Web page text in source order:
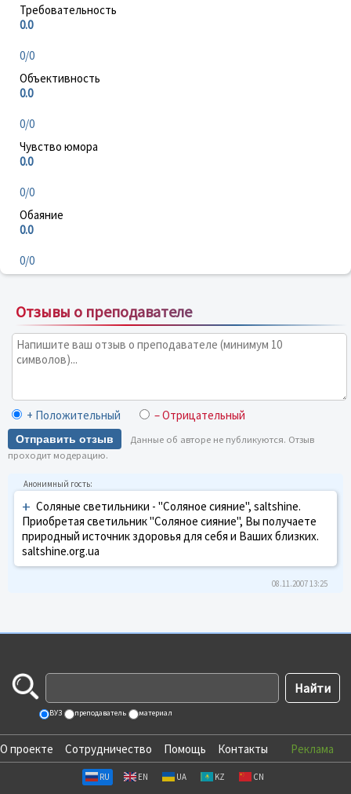
Требовательность
0.0
0/0
Объективность
0.0
0/0
Чувство юмора
0.0
0/0
Обаяние
0.0
0/0
Отзывы о преподавателе
+ Положительный – Отрицательный
Отправить отзыв
Данные об авторе не публикуются. Отзыв
проходит модерацию.
+ Соляные светильники - "Соляное сияние", saltshine.
Приобретая светильник "Соляное сияние", Вы получаете
природный источник здоровья для себя и Ваших близких.
saltshine.org.ua
08.11.2007 13:25
ВУЗ преподаватель материал
О проекте Сотрудничество Помощь Контакты Реклама
RU EN UA KZ CN